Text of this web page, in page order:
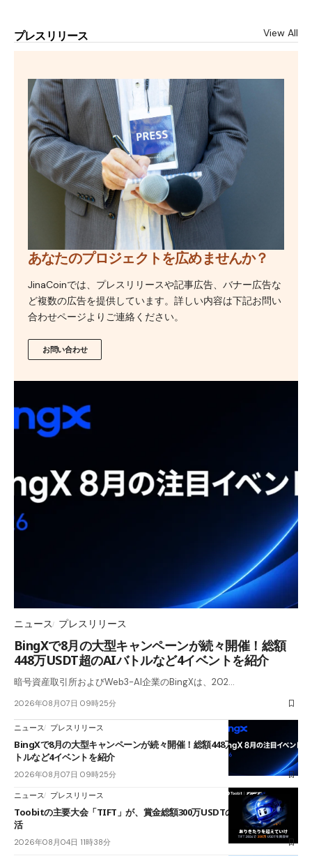
プレスリリース View All
あなたのプロジェクトを広めませんか？
JinaCoinでは、プレスリリースや記事広告、バナー広告な
ど複数の広告を提供しています。詳しい内容は下記お問い
合わせページよりご連絡ください。
お問い合わせ
ニュース プレスリリース
BingXで8月の大型キャンペーンが続々開催！総額
448万USDT超のAIバトルなど4イベントを紹介
暗号資産取引所およびWeb3-AI企業のBingXは、202…
2026年08月07日 09時25分
ニュース プレスリリース
BingXで8月の大型キャンペーンが続々開催！総額448万USDT超のAIバ
トルなど4イベントを紹介
2026年08月07日 09時25分
ニュース プレスリリース
Toobitの主要大会「TIFT」が、賞金総額300万USDTのレースとして復
活
2026年08月04日 11時38分